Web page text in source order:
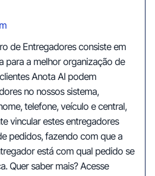
de Entregadores consiste em
para a melhor organização de
Anota AI podem
no nossos sistema,
telefone, veículo e central,
vincular estes entregadores
pedidos, fazendo com que a
está com qual pedido se
Quer saber mais? Acesse